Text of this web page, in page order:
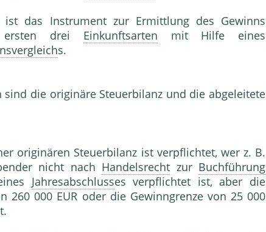
ist das Instrument zur Ermittlung des Gewinns
ersten drei Einkunftsarten mit Hilfe eines
s.
sind die originäre Steuerbilanz und die abgeleitete
originären Steuerbilanz ist verpflichtet, wer z. B.
nicht nach Handelsrecht zur Buchführung
Jahresabschlusses verpflichtet ist, aber die
260 000 EUR oder die Gewinngrenze von 25 000